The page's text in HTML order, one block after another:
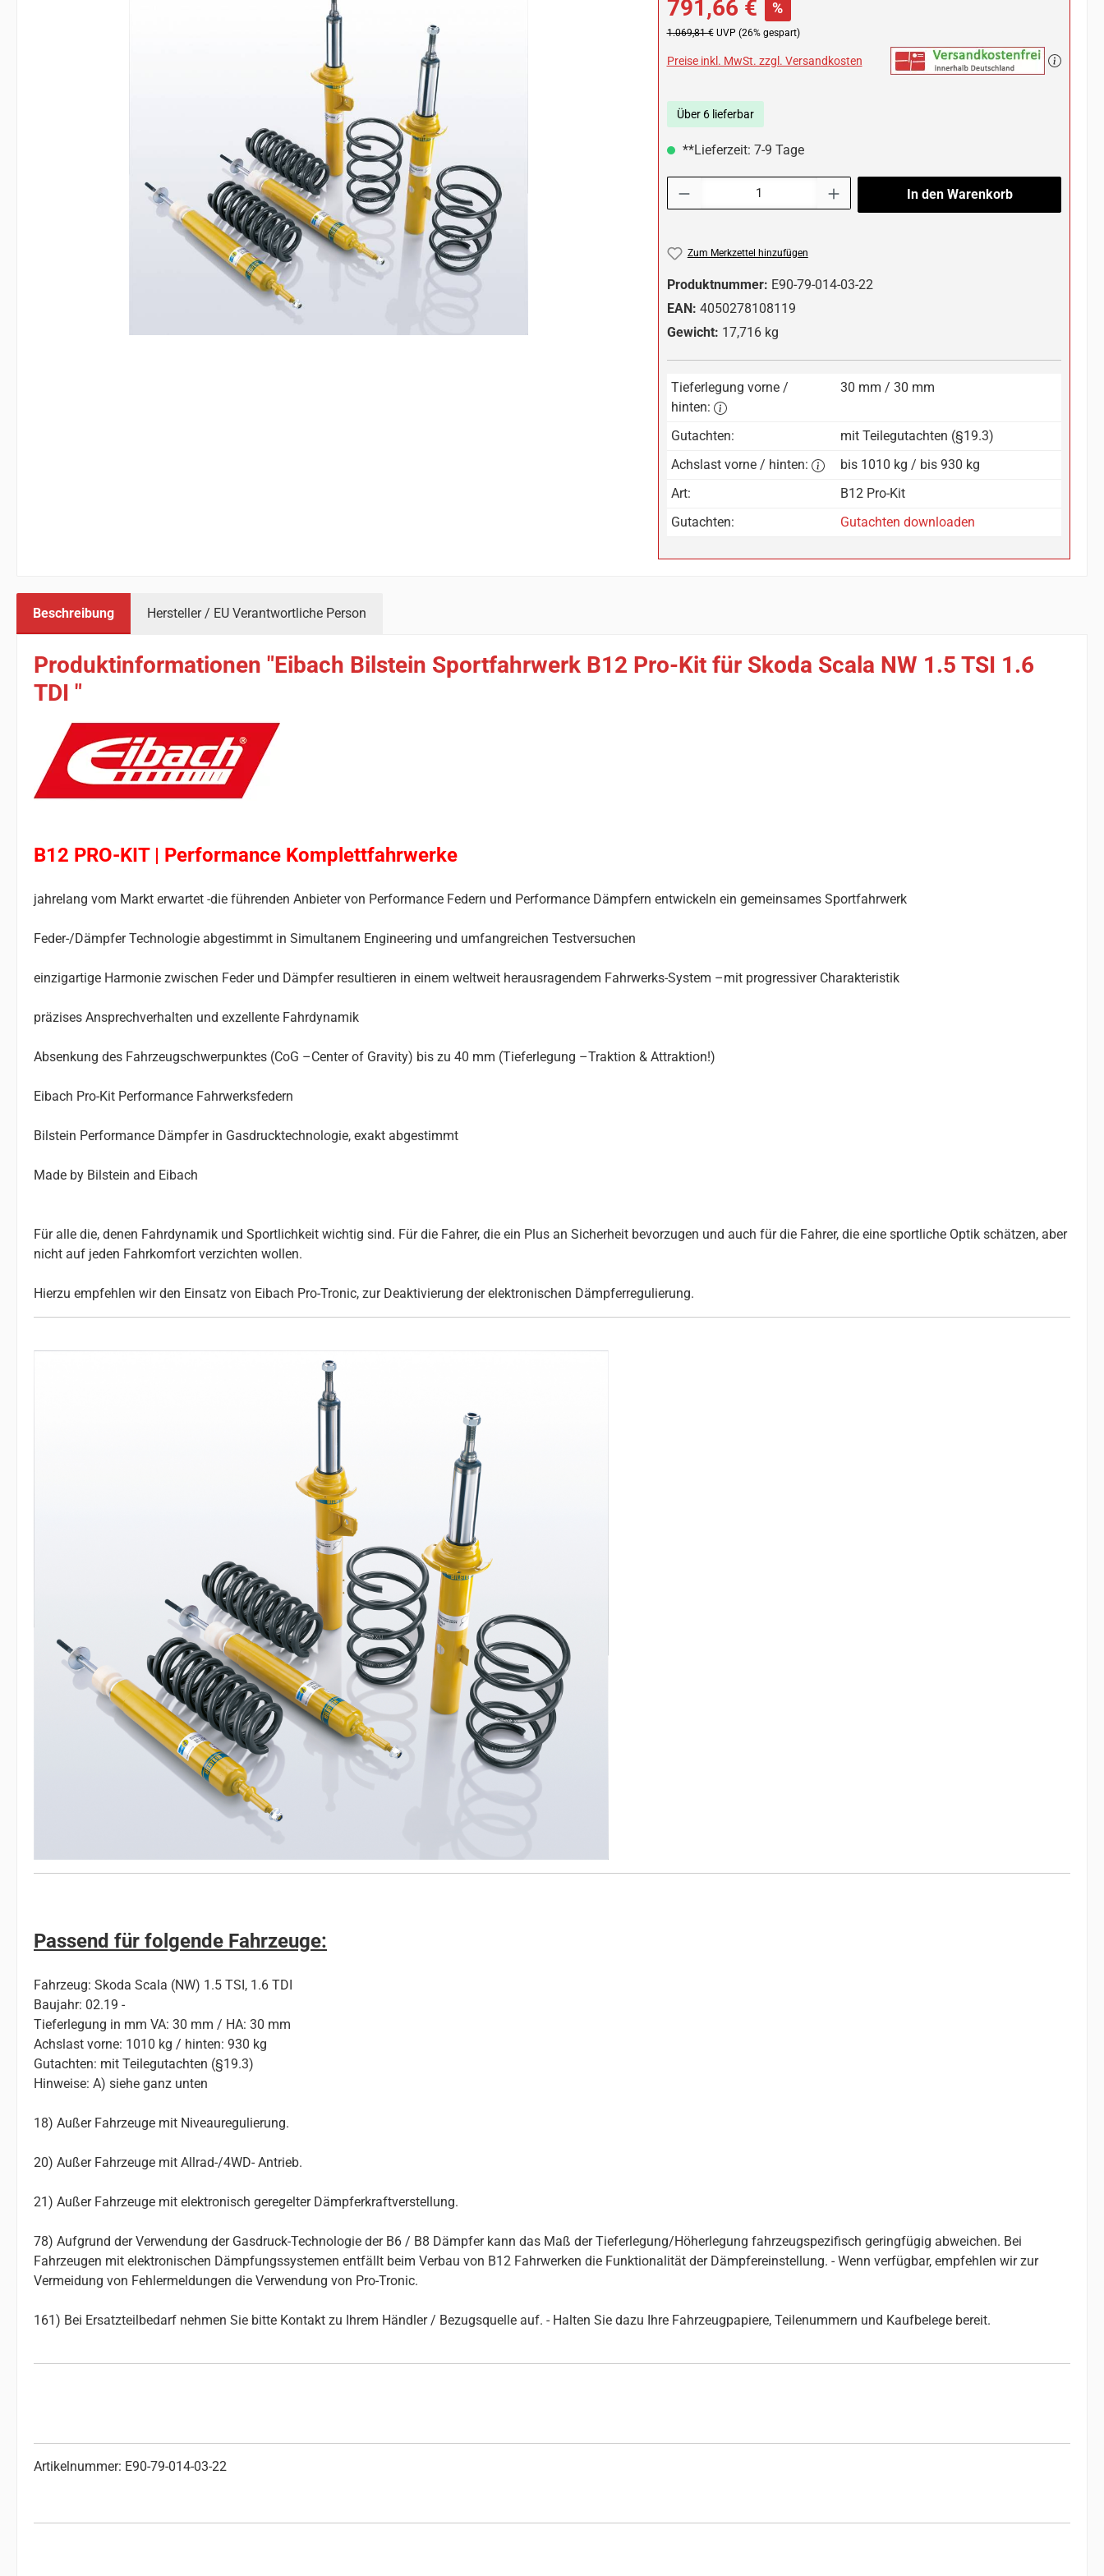
791,66 € %
Regulärer Preis:
1.069,81 € UVP (26% gespart)
Preise inkl. MwSt. zzgl. Versandkosten
Über 6 lieferbar
**Lieferzeit: 7-9 Tage
In den Warenkorb
Zum Merkzettel hinzufügen
Produktnummer: E90-79-014-03-22
EAN: 4050278108119
Gewicht: 17,716 kg
Tieferlegung vorne /
hinten:
30 mm / 30 mm
Gutachten:
mit Teilegutachten (§19.3)
Achslast vorne / hinten:
bis 1010 kg / bis 930 kg
Art:
B12 Pro-Kit
Gutachten:
Gutachten downloaden
Beschreibung Hersteller / EU Verantwortliche Person
Produktinformationen "Eibach Bilstein Sportfahrwerk B12 Pro-Kit für Skoda Scala NW 1.5 TSI 1.6
TDI "
B12 PRO-KIT | Performance Komplettfahrwerke
jahrelang vom Markt erwartet -die führenden Anbieter von Performance Federn und Performance Dämpfern entwickeln ein gemeinsames Sportfahrwerk
Feder-/Dämpfer Technologie abgestimmt in Simultanem Engineering und umfangreichen Testversuchen
einzigartige Harmonie zwischen Feder und Dämpfer resultieren in einem weltweit herausragendem Fahrwerks-System –mit progressiver Charakteristik
präzises Ansprechverhalten und exzellente Fahrdynamik
Absenkung des Fahrzeugschwerpunktes (CoG –Center of Gravity) bis zu 40 mm (Tieferlegung –Traktion & Attraktion!)
Eibach Pro-Kit Performance Fahrwerksfedern
Bilstein Performance Dämpfer in Gasdrucktechnologie, exakt abgestimmt
Made by Bilstein and Eibach
Für alle die, denen Fahrdynamik und Sportlichkeit wichtig sind. Für die Fahrer, die ein Plus an Sicherheit bevorzugen und auch für die Fahrer, die eine sportliche Optik schätzen, aber
nicht auf jeden Fahrkomfort verzichten wollen.
Hierzu empfehlen wir den Einsatz von Eibach Pro-Tronic, zur Deaktivierung der elektronischen Dämpferregulierung.
Passend für folgende Fahrzeuge:
Fahrzeug: Skoda Scala (NW) 1.5 TSI, 1.6 TDI
Baujahr: 02.19 -
Tieferlegung in mm VA: 30 mm / HA: 30 mm
Achslast vorne: 1010 kg / hinten: 930 kg
Gutachten: mit Teilegutachten (§19.3)
Hinweise: A) siehe ganz unten
18) Außer Fahrzeuge mit Niveauregulierung.
20) Außer Fahrzeuge mit Allrad-/4WD- Antrieb.
21) Außer Fahrzeuge mit elektronisch geregelter Dämpferkraftverstellung.
78) Aufgrund der Verwendung der Gasdruck-Technologie der B6 / B8 Dämpfer kann das Maß der Tieferlegung/Höherlegung fahrzeugspezifisch geringfügig abweichen. Bei
Fahrzeugen mit elektronischen Dämpfungssystemen entfällt beim Verbau von B12 Fahrwerken die Funktionalität der Dämpfereinstellung. - Wenn verfügbar, empfehlen wir zur
Vermeidung von Fehlermeldungen die Verwendung von Pro-Tronic.
161) Bei Ersatzteilbedarf nehmen Sie bitte Kontakt zu Ihrem Händler / Bezugsquelle auf. - Halten Sie dazu Ihre Fahrzeugpapiere, Teilenummern und Kaufbelege bereit.
Artikelnummer: E90-79-014-03-22